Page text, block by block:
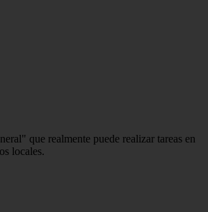
que realmente puede realizar tareas en
locales.